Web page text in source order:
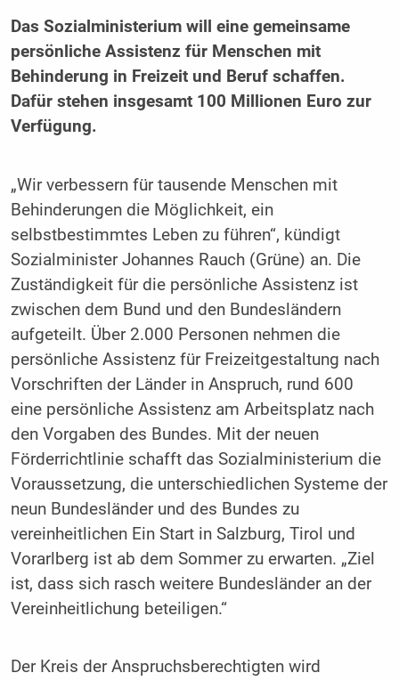
Das Sozialministerium will eine gemeinsame
persönliche Assistenz für Menschen mit
Behinderung in Freizeit und Beruf schaffen.
Dafür stehen insgesamt 100 Millionen Euro zur
Verfügung.
„Wir verbessern für tausende Menschen mit
Behinderungen die Möglichkeit, ein
selbstbestimmtes Leben zu führen“, kündigt
Sozialminister Johannes Rauch (Grüne) an. Die
Zuständigkeit für die persönliche Assistenz ist
zwischen dem Bund und den Bundesländern
aufgeteilt. Über 2.000 Personen nehmen die
persönliche Assistenz für Freizeitgestaltung nach
Vorschriften der Länder in Anspruch, rund 600
eine persönliche Assistenz am Arbeitsplatz nach
den Vorgaben des Bundes. Mit der neuen
Förderrichtlinie schafft das Sozialministerium die
Voraussetzung, die unterschiedlichen Systeme der
neun Bundesländer und des Bundes zu
vereinheitlichen Ein Start in Salzburg, Tirol und
Vorarlberg ist ab dem Sommer zu erwarten. „Ziel
ist, dass sich rasch weitere Bundesländer an der
Vereinheitlichung beteiligen.“
Der Kreis der Anspruchsberechtigten wird